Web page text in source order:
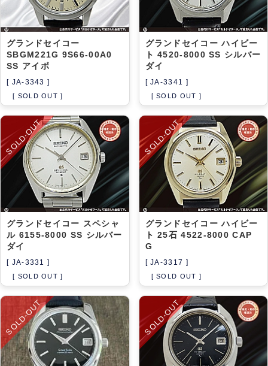
グランドセイコー
SBGM221G 9S66-00A0
SS アイボ
[ JA-3343 ]
[ SOLD OUT ]
グランドセイコー ハイビー
ト 4520-8000 SS シルバー
ダイ
[ JA-3341 ]
[ SOLD OUT ]
SOLD-OUT
グランドセイコー スペシャ
ル 6155-8000 SS シルバー
ダイ
[ JA-3331 ]
[ SOLD OUT ]
SOLD-OUT
グランドセイコー ハイビー
ト 25石 4522-8000 CAP
G
[ JA-3317 ]
[ SOLD OUT ]
SOLD-OUT SOLD-OUT